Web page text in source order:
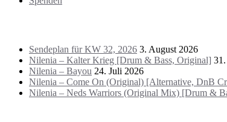
Sendeplan für KW 32, 2026 3. August 2026
Nilenia – Kalter Krieg [Drum & Bass, Original]
Nilenia – Bayou 24. Juli 2026
Nilenia – Come On (Original) [Alternative, DnB
Nilenia – Neds Warriors (Original Mix) [Drum &